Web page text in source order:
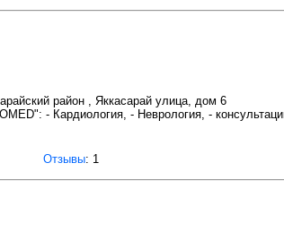
район , Яккасарай улица, дом 6
- Кардиология, - Неврология, -
Отзывы: 1